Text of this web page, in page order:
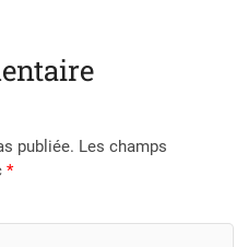
publiée. Les champs
*